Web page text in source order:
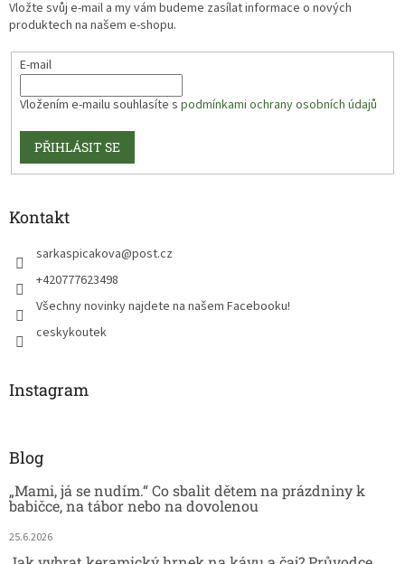
Vložte svůj e-mail a my vám budeme zasílat informace o nových
produktech na našem e-shopu.
E-mail
Vložením e-mailu souhlasíte s podmínkami ochrany osobních údajů
PŘIHLÁSIT SE
Kontakt
sarkaspicakova@post.cz
+420777623498
Všechny novinky najdete na našem Facebooku!
ceskykoutek
Instagram
Blog
„Mami, já se nudím.“ Co sbalit dětem na prázdniny k
babičce, na tábor nebo na dovolenou
25.6.2026